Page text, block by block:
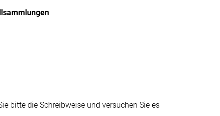
(ausgewählt)
bitte die Schreibweise und versuchen Sie es